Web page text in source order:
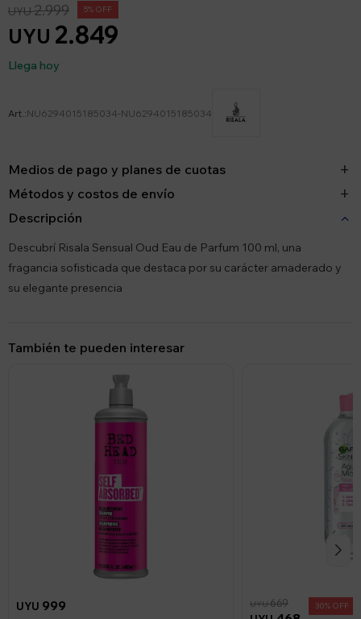
UYU 2.849
UYU2.999 5
Llega hoy
NU6294015185034-NU6294015185034
Medios de pago y planes de cuotas
Métodos y costos de envío
Descripción
Descubrí Risala Sensual Oud Eau de Parfum 100 ml, una
fragancia sofisticada que destaca por su carácter amaderado y
su elegante presencia
También te pueden interesar
UYU 999 UYU669 30